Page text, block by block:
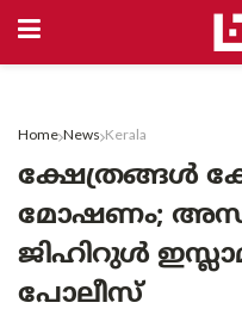
Home News Kerala
ക്ഷേത്രങ്ങൾ
മോഷണം; അസം
ജിഹിറുള്‍
പോലീസ്